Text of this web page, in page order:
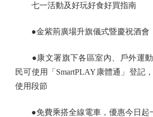
七一活動及好玩好食好買指南
●金紫荊廣場升旗儀式暨慶祝酒會
●康文署旗下各區室內、戶外運動
民可使用「SmartPLAY康體通」登記
使用段節
●免費乘搭全線電車，優惠今日起